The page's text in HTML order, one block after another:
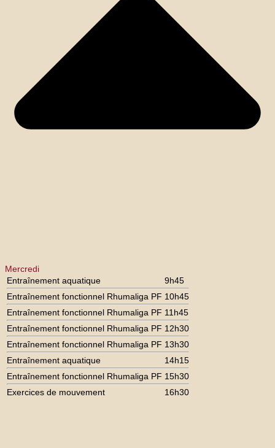
Mercredi
Entraînement aquatique
9h45
Entraînement fonctionnel Rhumaliga PF 10h45
Entraînement fonctionnel Rhumaliga PF 11h45
Entraînement fonctionnel Rhumaliga PF 12h30
Entraînement fonctionnel Rhumaliga PF 13h30
Entraînement aquatique
14h15
Entraînement fonctionnel Rhumaliga PF 15h30
Exercices de mouvement
16h30